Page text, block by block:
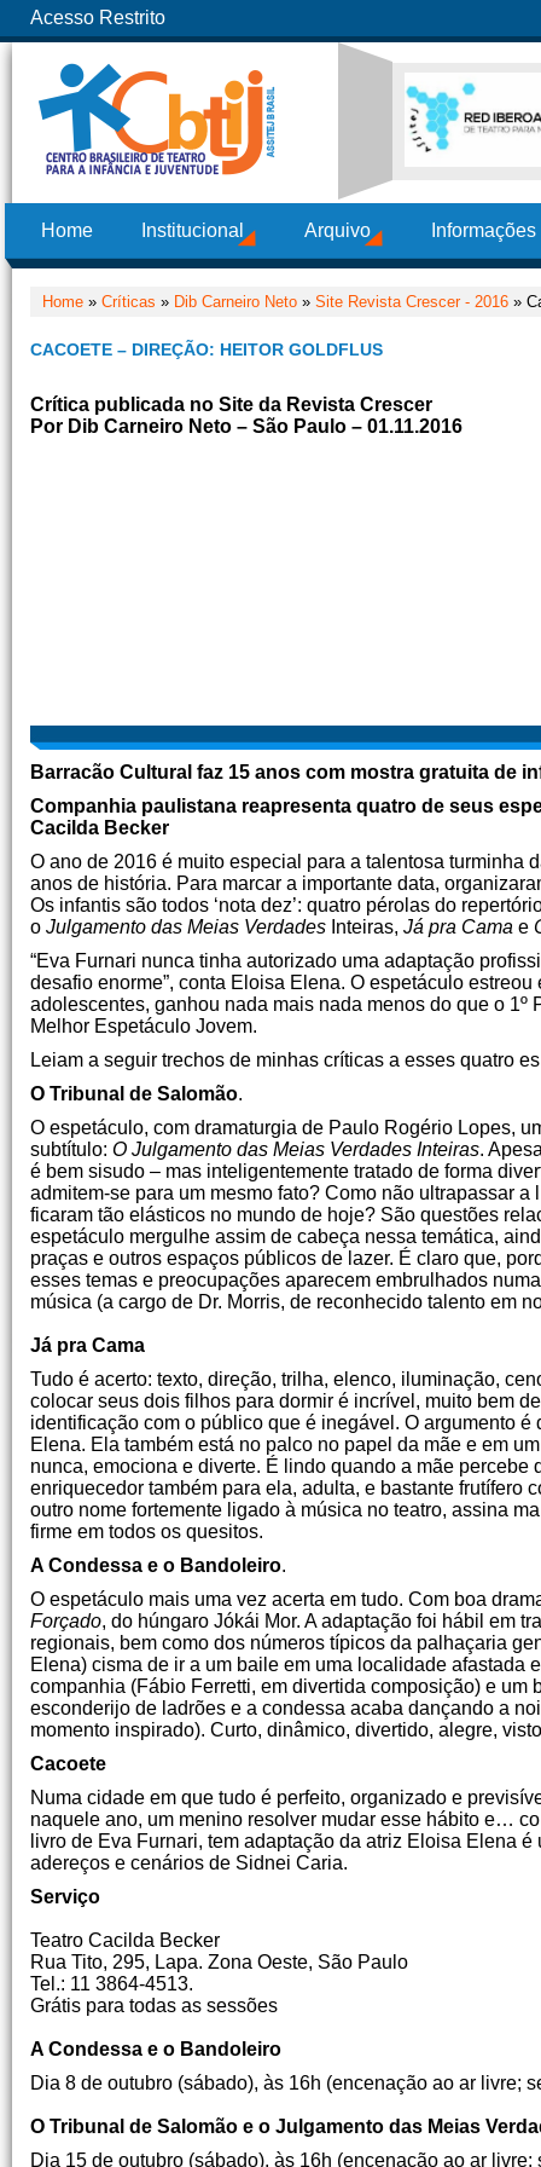
Acesso Restrito
Home Institucional Arquivo
Home » Críticas » Dib Carneiro Neto » Site Revista Crescer - 2016 »
CACOETE – DIREÇÃO: HEITOR GOLDFLUS
Crítica publicada no Site da Revista Crescer
Por Dib Carneiro Neto – São Paulo – 01.11.2016
Barracão Cultural faz 15 anos com mostra gratuita de
Companhia paulistana reapresenta quatro de seus
Cacilda Becker
O ano de 2016 é muito especial para a talentosa turminha
anos de história. Para marcar a importante data,
Os infantis são todos ‘nota dez’: quatro pérolas do
o Julgamento das Meias Verdades Inteiras, Já pra Cama e
“Eva Furnari nunca tinha autorizado uma adaptação
desafio enorme”, conta Eloisa Elena. O espetáculo
adolescentes, ganhou nada mais nada menos do que o
Melhor Espetáculo Jovem.
Leiam a seguir trechos de minhas críticas a esses quatro
O Tribunal de Salomão.
O espetáculo, com dramaturgia de Paulo Rogério Lopes,
subtítulo: O Julgamento das Meias Verdades Inteiras.
é bem sisudo – mas inteligentemente tratado de forma
admitem-se para um mesmo fato? Como não ultrapassar
ficaram tão elásticos no mundo de hoje? São questões
espetáculo mergulhe assim de cabeça nessa temática,
praças e outros espaços públicos de lazer. É claro que,
esses temas e preocupações aparecem embrulhados
música (a cargo de Dr. Morris, de reconhecido talento em
Já pra Cama
Tudo é acerto: texto, direção, trilha, elenco, iluminação,
colocar seus dois filhos para dormir é incrível, muito bem
identificação com o público que é inegável. O argumento
Elena. Ela também está no palco no papel da mãe e em
nunca, emociona e diverte. É lindo quando a mãe
enriquecedor também para ela, adulta, e bastante frutífero
outro nome fortemente ligado à música no teatro, assina
firme em todos os quesitos.
A Condessa e o Bandoleiro.
O espetáculo mais uma vez acerta em tudo. Com boa
Forçado, do húngaro Jókái Mor. A adaptação foi hábil em
regionais, bem como dos números típicos da palhaçaria
Elena) cisma de ir a um baile em uma localidade afastada
companhia (Fábio Ferretti, em divertida composição) e
esconderijo de ladrões e a condessa acaba dançando a
momento inspirado). Curto, dinâmico, divertido, alegre,
Cacoete
Numa cidade em que tudo é perfeito, organizado e
naquele ano, um menino resolver mudar esse hábito e…
livro de Eva Furnari, tem adaptação da atriz Eloisa Elena
adereços e cenários de Sidnei Caria.
Serviço
Teatro Cacilda Becker
Rua Tito, 295, Lapa. Zona Oeste, São Paulo
Tel.: 11 3864-4513.
Grátis para todas as sessões
A Condessa e o Bandoleiro
Dia 8 de outubro (sábado), às 16h (encenação ao ar livre;
O Tribunal de Salomão e o Julgamento das Meias
Dia 15 de outubro (sábado), às 16h (encenação ao ar